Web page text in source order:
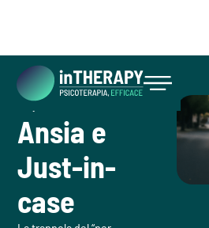
Inizia ora
July 14, 2026
Ansia e
Just-in-
case